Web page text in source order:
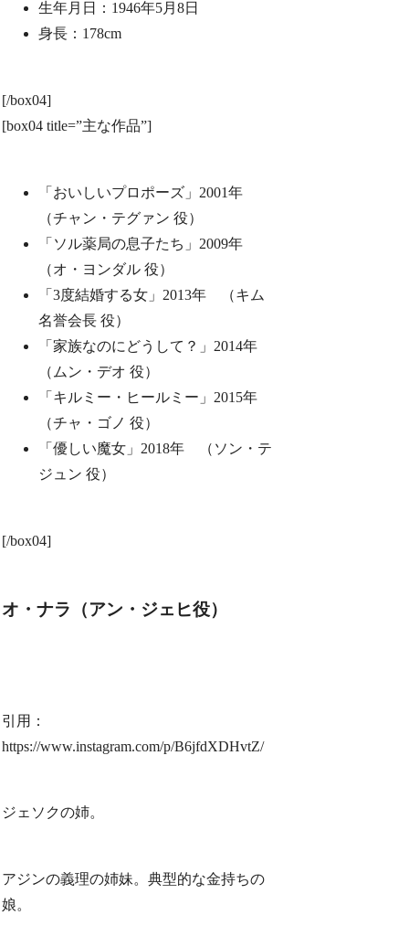
生年月日：1946年5月8日
身長：178cm
[/box04]
[box04 title=”主な作品”]
「おいしいプロポーズ」2001年
（チャン・テグァン 役）
「ソル薬局の息子たち」2009年
（オ・ヨンダル 役）
「3度結婚する女」2013年 （キム
名誉会長 役）
「家族なのにどうして？」2014年
（ムン・デオ 役）
「キルミー・ヒールミー」2015年
（チャ・ゴノ 役）
「優しい魔女」2018年 （ソン・テ
ジュン 役）
[/box04]
オ・ナラ（アン・ジェヒ役）
引用：
https://www.instagram.com/p/B6jfdXDHvtZ/
ジェソクの姉。
アジンの義理の姉妹。典型的な金持ちの
娘。